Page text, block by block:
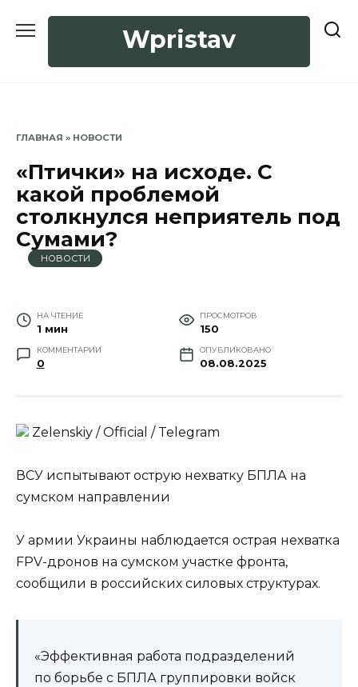
Wpristav
ГЛАВНАЯ » НОВОСТИ
«Птички» на исходе. С
какой проблемой
столкнулся неприятель под
Сумами?
НОВОСТИ
НА ЧТЕНИЕ
1 мин
ПРОСМОТРОВ
150
КОММЕНТАРИИ
0
ОПУБЛИКОВАНО
08.08.2025
Zеlеnskiу / Оfficiаl / Telegram
ВСУ испытывают острую нехватку БПЛА на
сумском направлении
У армии Украины наблюдается острая нехватка
FPV-дронов на сумском участке фронта,
сообщили в российских силовых структурах.
«Эффективная работа подразделений
по борьбе с БПЛА группировки войск